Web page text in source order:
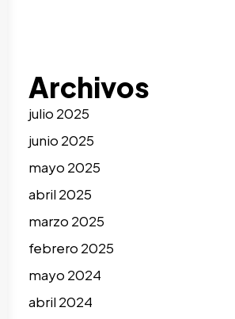
Archivos
julio 2025
junio 2025
mayo 2025
abril 2025
marzo 2025
febrero 2025
mayo 2024
abril 2024